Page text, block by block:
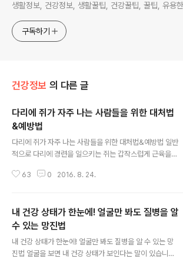
생활정보, 건강정보, 생활꿀팁, 건강꿀팁, 꿀팁, 유용
구독하기
건강정보 의 다른 글
다리에 쥐가 자주 나는 사람들을 위한 대처법
&예방법
다리에 쥐가 자주 나는 사람들을 위한 대처법&예방법 일반
적으로 다리에 경련을 일으키는 쥐는 갑작스럽게 근육을
하지 않았는데도 쥐가 자주 난다면 영양분 부족일 가능성
인데요. 최근 의학 전문 매체 리메디데일리는 일상적으로
쥐가 자주 나는 사람들을 위한 대처법 및 예방법을 소개했
습니다. 평소 시도 때도 없이 나타나는 쥐 경련 때문에 고생
하고 있다면 아래 내용을 확인해보세요. ◆ 쥐가 났을 때
63 0 2016. 8. 24.
내 건강 상태가 한눈에! 얼굴만 봐도 질병을 알
수 있는 망진법
내 건강 상태가 한눈에! 얼굴만 봐도 질병을 알 수 있는 망
진법 얼굴을 보면 내 건강 상태가 보인다는 말이 있습니다.